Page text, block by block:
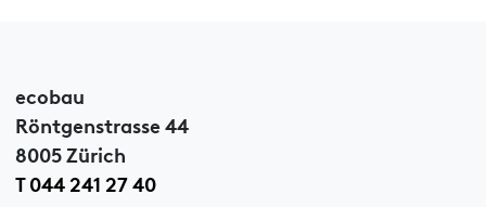
ecobau
Röntgenstrasse 44
8005 Zürich
T 044 241 27 40